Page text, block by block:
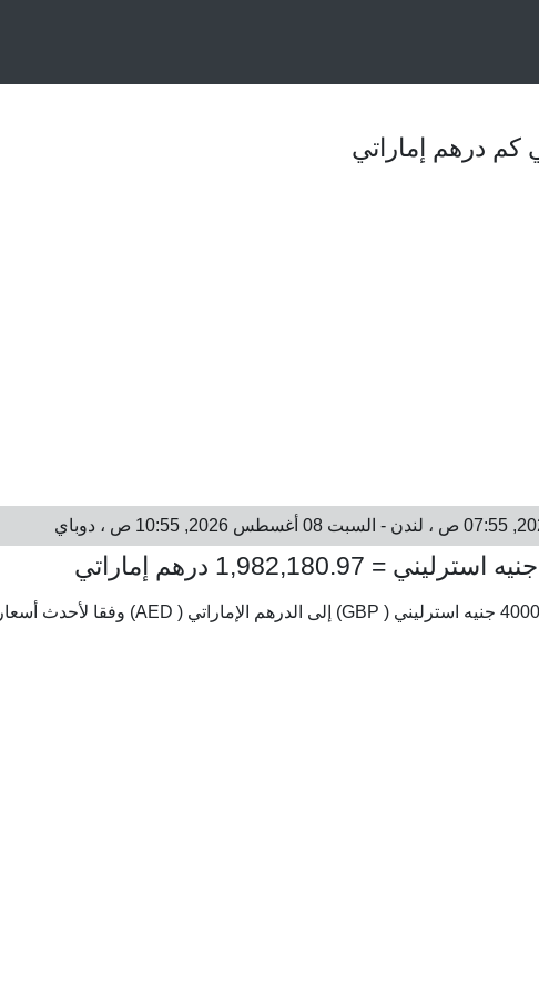
يتم عرض أسعار الصرف من 400000 جنيه استرليني ( GBP) إلى الدرهم الإماراتي ( AED) وفقا لأحدث أسعار